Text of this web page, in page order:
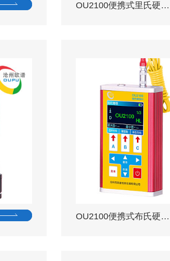
OU2100便携式里氏硬…
OU2100便携式布氏硬…